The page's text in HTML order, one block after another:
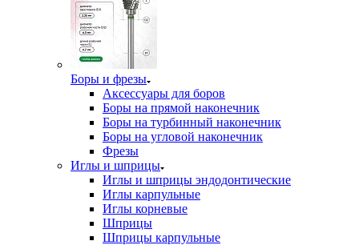
Боры и фрезы
Аксессуары для боров
Боры на прямой наконечник
Боры на турбинный наконечник
Боры на угловой наконечник
Фрезы
Иглы и шприцы
Иглы и шприцы эндодонтические
Иглы карпульные
Иглы корневые
Шприцы
Шприцы карпульные